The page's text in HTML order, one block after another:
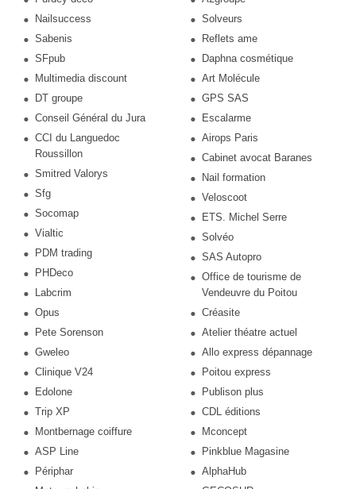
Nailsuccess
Sabenis
SFpub
Multimedia discount
DT groupe
Conseil Général du Jura
CCI du Languedoc
Roussillon
Smitred Valorys
Sfg
Socomap
Vialtic
PDM trading
PHDeco
Labcrim
Opus
Pete Sorenson
Gweleo
Clinique V24
Edolone
Trip XP
Montbernage coiffure
ASP Line
Périphar
Solveurs
Reflets ame
Daphna cosmétique
Art Molécule
GPS SAS
Escalarme
Airops Paris
Cabinet avocat Baranes
Nail formation
Veloscoot
ETS. Michel Serre
Solvéo
SAS Autopro
Office de tourisme de
Vendeuvre du Poitou
Créasite
Atelier théatre actuel
Allo express dépannage
Poitou express
Publison plus
CDL éditions
Mconcept
Pinkblue Magasine
AlphaHub